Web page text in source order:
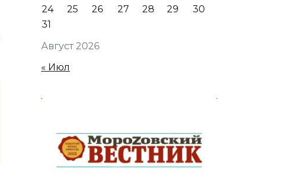
Август 2026
24
25 26 27 28 29
30
31
« Июл